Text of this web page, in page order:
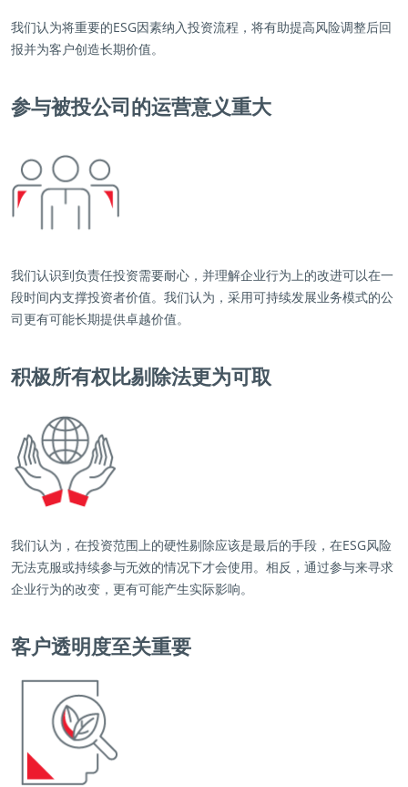
我们认为将重要的ESG因素纳入投资流程，将有助提高风险调整后回
报并为客户创造长期价值。
参与被投公司的运营意义重大
我们认识到负责任投资需要耐心，并理解企业行为上的改进可以在一
段时间内支撑投资者价值。我们认为，采用可持续发展业务模式的公
司更有可能长期提供卓越价值。
积极所有权比剔除法更为可取
我们认为，在投资范围上的硬性剔除应该是最后的手段，在ESG风险
无法克服或持续参与无效的情况下才会使用。相反，通过参与来寻求
企业行为的改变，更有可能产生实际影响。
客户透明度至关重要